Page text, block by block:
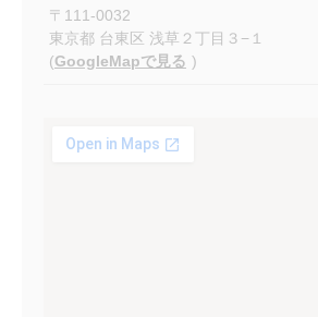
〒 111-0032
東京都 台東区 浅草２丁目３−１
(GoogleMapで見る )